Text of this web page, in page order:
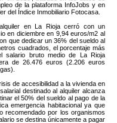
de la plataforma InfoJobs y en
del Índice Inmobiliario Fotocasa.
en La Rioja cerró con un
en diciembre en 9,94 euros/m2 al
que dedicar un 36% del sueldo al
cuadrados, el porcentaje más
salario bruto medio de La Rioja
de 26.476 euros (2.206 euros
de accesibilidad a la vivienda en
destinado al alquiler alcanza
el 50% del sueldo al pago de la
emergencia habitacional ya que
recomendado por los organismos
se destina únicamente a pagar